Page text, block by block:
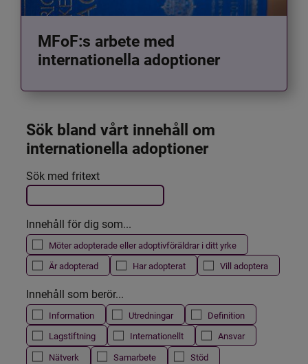
MFoF:s arbete med
internationella adoptioner
Sök bland vårt innehåll om
internationella adoptioner
Filtrera resultatet
Det här formuläret postas automatiskt
Sök med fritext
Innehåll för dig som...
Möter adopterade eller adoptivföräldrar i ditt yrke
Är adopterad
Har adopterat Vill adoptera
Innehåll som berör...
Information Utredningar
Definition
Lagstiftning
Internationellt
Ansvar
Nätverk
Samarbete
Stöd